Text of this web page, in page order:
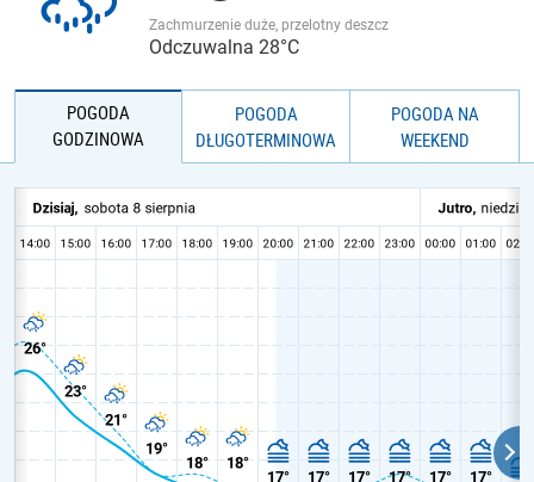
Zachmurzenie duże, przelotny deszcz
Odczuwalna 28°C
POGODA
GODZINOWA
POGODA
DŁUGOTERMINOWA
POGODA NA
WEEKEND